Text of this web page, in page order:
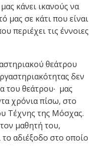
κάνει ικανούς να
μας σε κάτι που είναι
περιέχει τις έννοιες
θεάτρου
δεν
του θεάτρου∙ μας
χρόνια πίσω, στο
Τέχνης της Μόσχας.
μαθητή του,
αδιέξοδο στο οποίο